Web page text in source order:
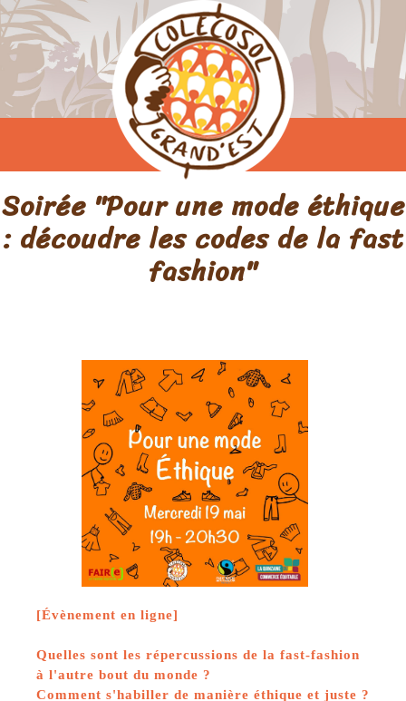
Soirée "Pour une mode éthique
: découdre les codes de la fast
fashion"
[Évènement en ligne]
Quelles sont les répercussions de la fast-fashion
à l'autre bout du monde ?
Comment s'habiller de manière éthique et juste ?